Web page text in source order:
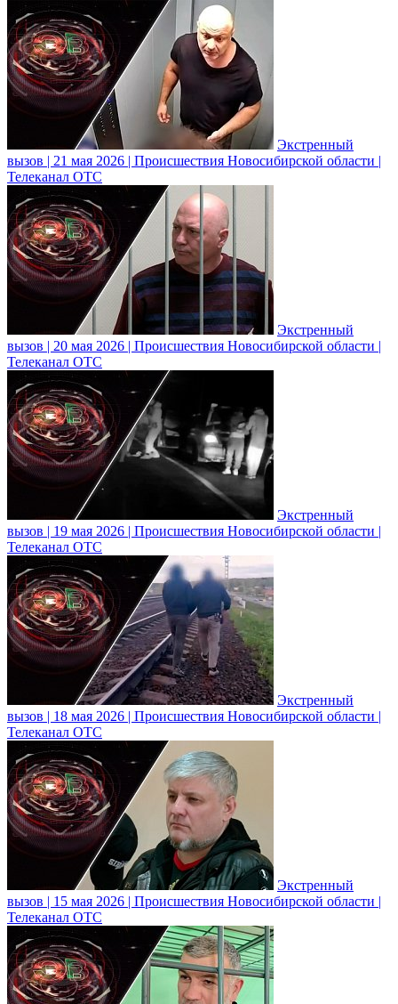
Экстренный
вызов | 21 мая 2026 | Происшествия Новосибирской области |
Телеканал ОТС
Экстренный
вызов | 20 мая 2026 | Происшествия Новосибирской области |
Телеканал ОТС
Экстренный
вызов | 19 мая 2026 | Происшествия Новосибирской области |
Телеканал ОТС
Экстренный
вызов | 18 мая 2026 | Происшествия Новосибирской области |
Телеканал ОТС
Экстренный
вызов | 15 мая 2026 | Происшествия Новосибирской области |
Телеканал ОТС